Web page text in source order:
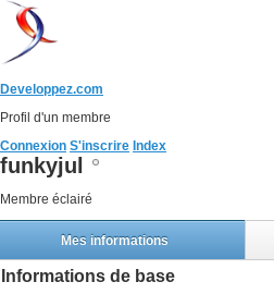
Developpez.com
Profil d'un membre
Connexion S'inscrire Index
funkyjul
Membre éclairé
Mes informations
Informations de base